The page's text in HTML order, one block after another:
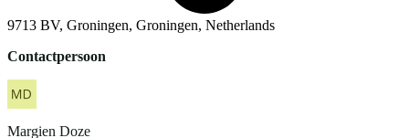
9713 BV, Groningen, Groningen, Netherlands
Contactpersoon
Margien Doze